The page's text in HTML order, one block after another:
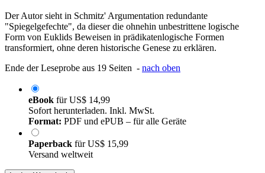
Der Autor sieht in Schmitz' Argumentation redundante
"Spiegelgefechte", da dieser die ohnehin unbestrittene logische
Form von Euklids Beweisen in prädikatenlogische Formen
transformiert, ohne deren historische Genese zu erklären.
Ende der Leseprobe aus 19 Seiten - nach oben
eBook fürUS$ 14,99
Sofort herunterladen. Inkl. MwSt.
Format: PDF und ePUB – für alle Geräte
Paperback fürUS$ 15,99
Versand weltweit